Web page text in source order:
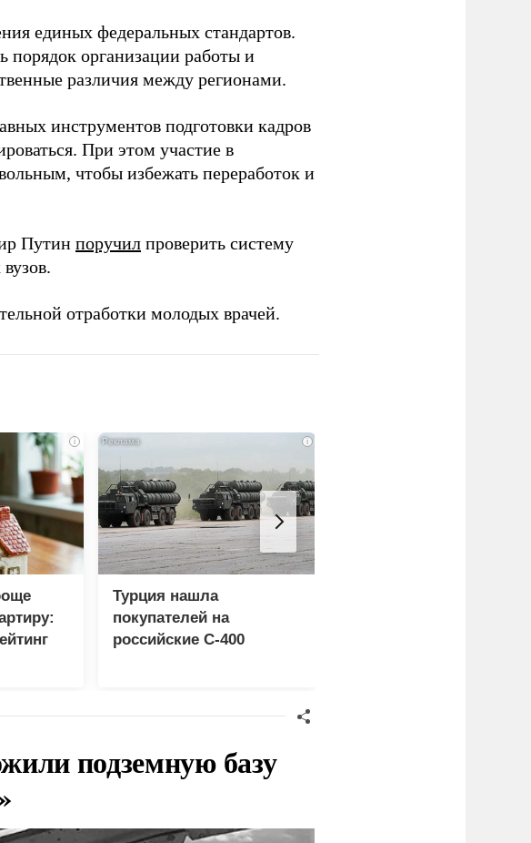
единых федеральных стандартов.
порядок организации работы и
различия между регионами.
инструментов подготовки кадров
При этом участие в
чтобы избежать переработок и
Путин поручил проверить систему
отработки молодых врачей.
i i
Турция нашла
покупателей на
российские C-400
подземную базу